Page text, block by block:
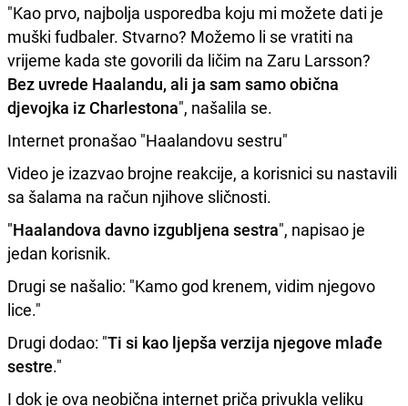
"Kao prvo, najbolja usporedba koju mi možete dati je
muški fudbaler. Stvarno? Možemo li se vratiti na
vrijeme kada ste govorili da ličim na Zaru Larsson?
Bez uvrede Haalandu, ali ja sam samo obična
djevojka iz Charlestona", našalila se.
Internet pronašao "Haalandovu sestru"
Video je izazvao brojne reakcije, a korisnici su nastavili
sa šalama na račun njihove sličnosti.
"Haalandova davno izgubljena sestra", napisao je
jedan korisnik.
Drugi se našalio: "Kamo god krenem, vidim njegovo
lice."
Drugi dodao: "Ti si kao ljepša verzija njegove mlađe
sestre."
I dok je ova neobična internet priča privukla veliku